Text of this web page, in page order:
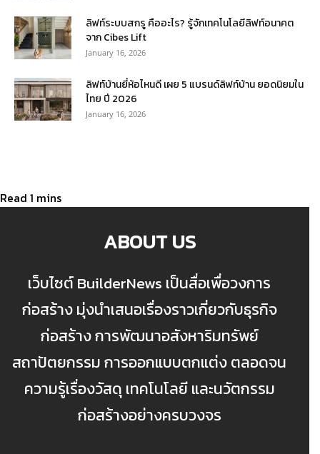
ลิฟท์ระบบสกรู คืออะไร? รู้จักเทคโนโลยีลิฟท์อนาคต
จาก Cibes Lift
January 16, 2026
ลิฟท์บ้านยี่ห้อไหนดี เผย 5 แบรนด์ลิฟท์บ้าน ยอดนิยมใน
ไทย ปี 2026
January 16, 2026
ABOUT US
เว็บไซต์ BuilderNews เป็นสื่อเพื่อวงการ
ก่อสร้าง มุ่งนำเสนอเรื่องราวเกี่ยวกับธุรกิจ
ก่อสร้าง การพัฒนาอสังหาริมทรัพย์
สถาปัตยกรรม การออกแบบตกแต่ง ตลอดจน
ความรู้เรื่องวัสดุ เทคโนโลยี และนวัตกรรม
ก่อสร้างอย่างครบวงจร